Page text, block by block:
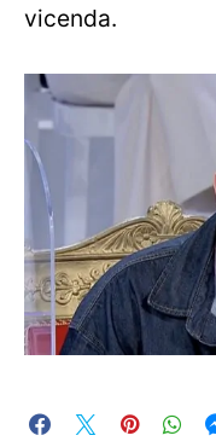
vicenda.